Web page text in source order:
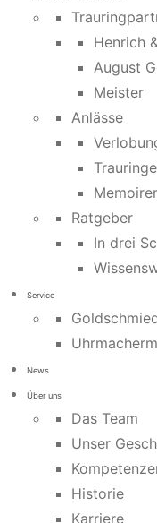
Henrich
August
Meister
Anlässe
Ratgeber
In drei
Service
News
Über uns
Das Team
Unser
Historie
Karriere